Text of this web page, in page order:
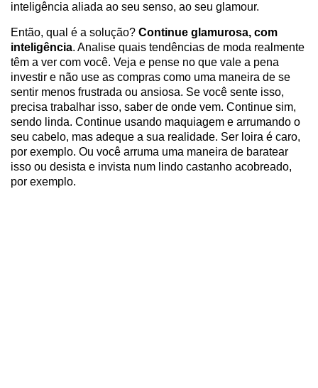
inteligência aliada ao seu senso, ao seu glamour.
Então, qual é a solução? Continue glamurosa, com
inteligência. Analise quais tendências de moda realmente
têm a ver com você. Veja e pense no que vale a pena
investir e não use as compras como uma maneira de se
sentir menos frustrada ou ansiosa. Se você sente isso,
precisa trabalhar isso, saber de onde vem. Continue sim,
sendo linda. Continue usando maquiagem e arrumando o
seu cabelo, mas adeque a sua realidade. Ser loira é caro,
por exemplo. Ou você arruma uma maneira de baratear
isso ou desista e invista num lindo castanho acobreado,
por exemplo.